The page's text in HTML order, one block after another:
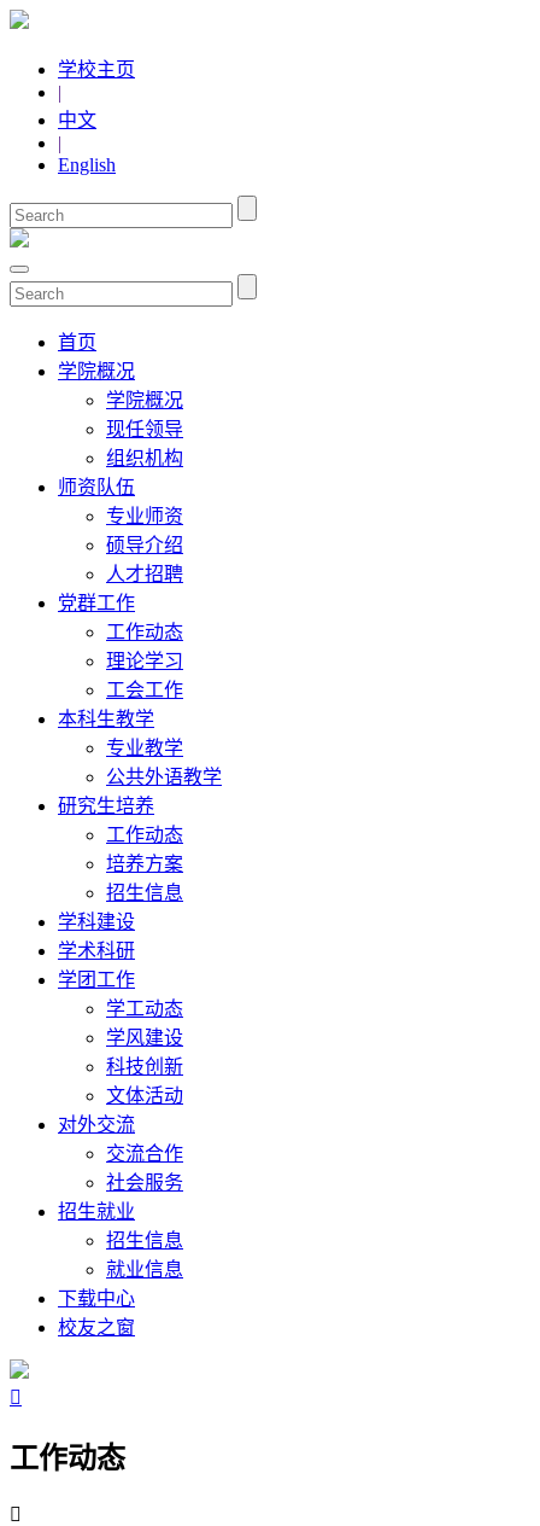
学校主页
|
中文
|
English
首页
学院概况
学院概况
现任领导
组织机构
师资队伍
专业师资
硕导介绍
人才招聘
党群工作
工作动态
理论学习
工会工作
本科生教学
专业教学
公共外语教学
研究生培养
工作动态
培养方案
招生信息
学科建设
学术科研
学团工作
学工动态
学风建设
科技创新
文体活动
对外交流
交流合作
社会服务
招生就业
招生信息
就业信息
下载中心
校友之窗

工作动态
